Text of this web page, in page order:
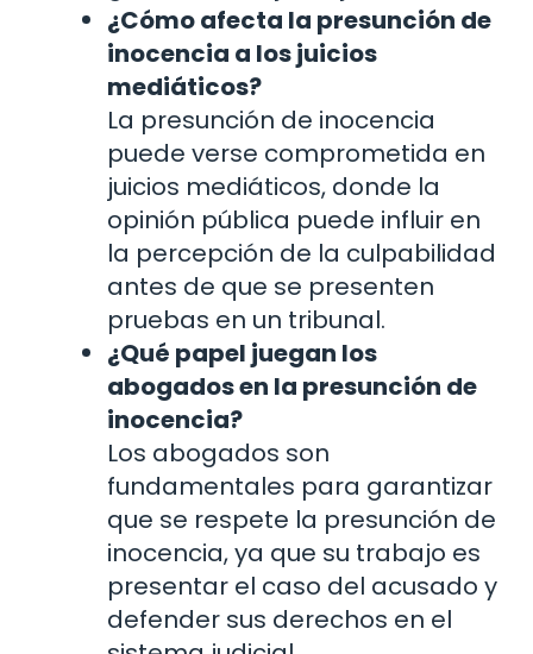
¿Cómo afecta la presunción de
inocencia a los juicios
mediáticos?
La presunción de inocencia
puede verse comprometida en
juicios mediáticos, donde la
opinión pública puede influir en
la percepción de la culpabilidad
antes de que se presenten
pruebas en un tribunal.
¿Qué papel juegan los
abogados en la presunción de
inocencia?
Los abogados son
fundamentales para garantizar
que se respete la presunción de
inocencia, ya que su trabajo es
presentar el caso del acusado y
defender sus derechos en el